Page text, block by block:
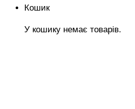
Кошик
У кошику немає товарів.